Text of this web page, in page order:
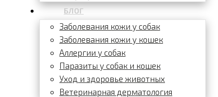
БЛОГ
Заболевания кожи у собак
Заболевания кожи у кошек
Аллергии у собак
Паразиты у собак и кошек
Уход и здоровье животных
Ветеринарная дерматология